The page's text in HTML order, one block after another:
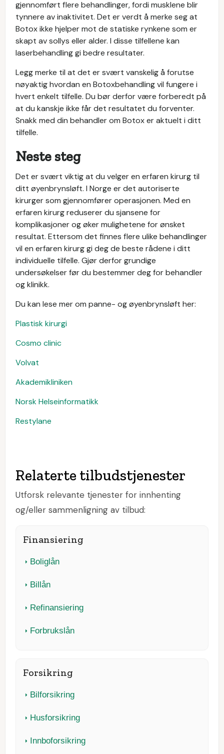
gjennomført flere behandlinger, fordi musklene blir
tynnere av inaktivitet. Det er verdt å merke seg at
Botox ikke hjelper mot de statiske rynkene som er
skapt av sollys eller alder. I disse tilfellene kan
laserbehandling gi bedre resultater.
Legg merke til at det er svært vanskelig å forutse
nøyaktig hvordan en Botoxbehandling vil fungere i
hvert enkelt tilfelle. Du bør derfor være forberedt på
at du kanskje ikke får det resultatet du forventer.
Snakk med din behandler om Botox er aktuelt i ditt
tilfelle.
Neste steg
Det er svært viktig at du velger en erfaren kirurg til
ditt øyenbrynsløft. I Norge er det autoriserte
kirurger som gjennomfører operasjonen. Med en
erfaren kirurg reduserer du sjansene for
komplikasjoner og øker mulighetene for ønsket
resultat. Ettersom det finnes flere ulike behandlinger
vil en erfaren kirurg gi deg de beste rådene i ditt
individuelle tilfelle. Gjør derfor grundige
undersøkelser før du bestemmer deg for behandler
og klinikk.
Du kan lese mer om panne- og øyenbrynsløft her:
Plastisk kirurgi
Cosmo clinic
Volvat
Akademikliniken
Norsk Helseinformatikk
Restylane
Relaterte tilbudstjenester
Utforsk relevante tjenester for innhenting
og/eller sammenligning av tilbud:
Finansiering
Boliglån
Billån
Refinansiering
Forbrukslån
Forsikring
Bilforsikring
Husforsikring
Innboforsikring